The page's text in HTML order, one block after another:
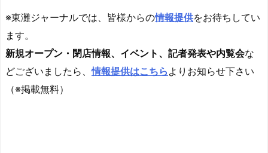
※東灘ジャーナルでは、皆様からの情報提供をお待ちしてい
ます。
新規オープン・閉店情報、イベント、記者発表や内覧会な
どございましたら、情報提供はこちら よりお知らせ下さい
（※掲載無料）